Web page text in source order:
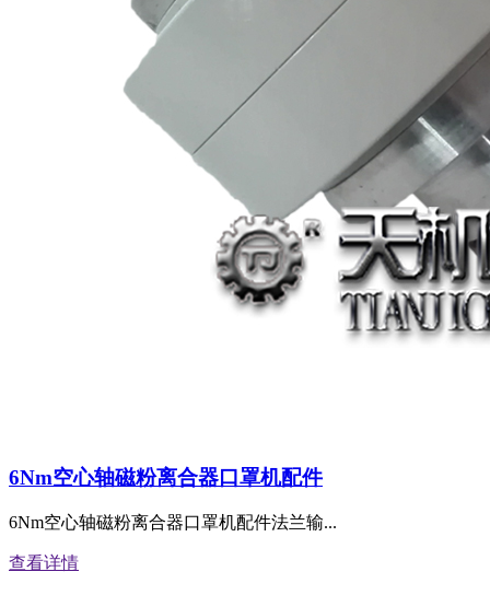
6Nm空心轴磁粉离合器口罩机配件
6Nm空心轴磁粉离合器口罩机配件法兰输...
查看详情